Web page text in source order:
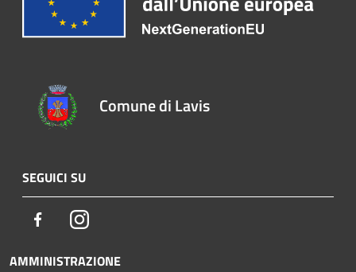
Comune di Lavis
SEGUICI SU
FacebookInstagram
AMMINISTRAZIONE